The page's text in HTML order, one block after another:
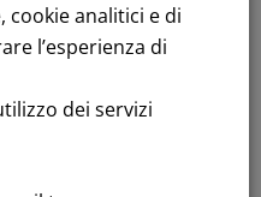
14
versato
cookie analitici e di
l’esperienza di
dei servizi